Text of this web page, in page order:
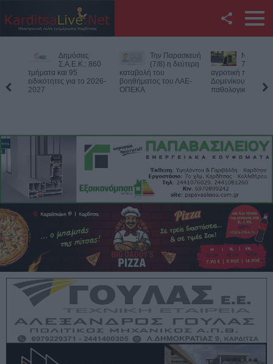
Twitter
YouTube
RSS
KarditsaLive.Net
Δημόσιες
Σ.Α.Ε.Κ.: 860
τμήματα και 95
ειδικότητες για το 2026-
2027
Την Παρασκευή
(7/8) η δεύτερη
καταβολή του
βοηθήματος του ΛΑΕ-
ΟΠΕΚΑ
Νεκρός
αγροτική περιοχή
Δομενίκου –
παθολογικό αίτιο